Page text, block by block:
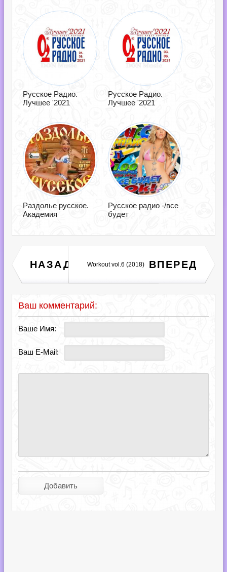
Русское Радио.
Лучшее '2021
Русское Радио.
Лучшее '2021
Раздолье русское.
Академия
Русское радио -/все
будет
НАЗАД
Евгений Мальцев -
Скучаю по тебе (2017)
ВПЕРЕД
Workout vol.6 (2018)
Ваш комментарий:
Ваше Имя:
Ваш E-Mail: